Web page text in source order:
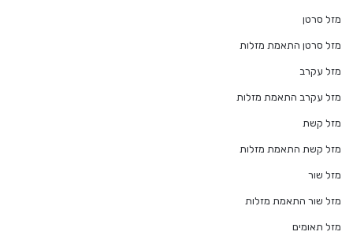
מזל סרטן
מזל סרטן התאמת מזלות
מזל עקרב
מזל עקרב התאמת מזלות
מזל קשת
מזל קשת התאמת מזלות
מזל שור
מזל שור התאמת מזלות
מזל תאומים